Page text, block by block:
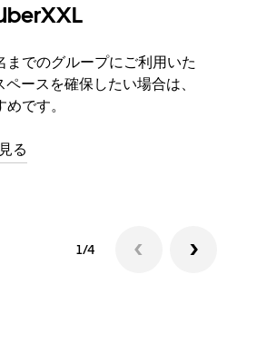
までのグループにご利用いた
ースを確保したい場合は、
です。
る
1/4